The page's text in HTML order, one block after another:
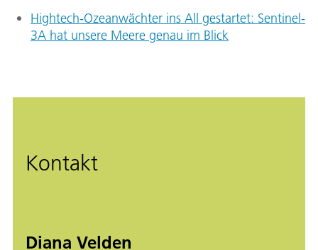
Hightech-Ozeanwächter ins All gestartet: Sentinel-
3A hat unsere Meere genau im Blick
Kontakt
Diana Velden